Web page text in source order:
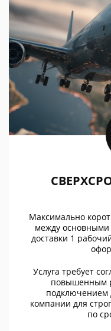
Максимально
между
доставки 1
Услуга требует
повышенным
подключением
компании для
по